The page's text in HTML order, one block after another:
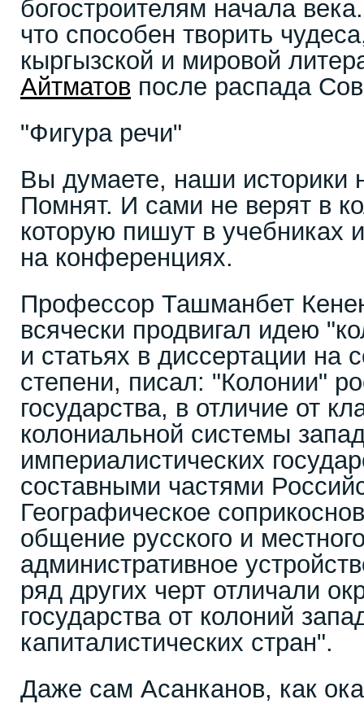
богостроителям начала
что способен творить
кыргызской и мировой
Айтматов после распада
"Фигура речи"
Вы думаете, наши историки
Помнят. И сами не верят в
которую пишут в учебниках
на конференциях.
Профессор Ташманбет
всячески продвигал идею
и статьях в диссертации на
степени, писал: "Колонии"
государства, в отличие от
колониальной системы
империалистических
составными частями
Географическое
общение русского и
административное
ряд других черт отличали
государства от колоний
капиталистических стран".
Даже сам Асанканов, как